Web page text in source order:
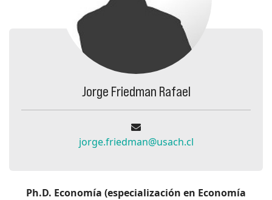
Jorge Friedman Rafael
jorge.friedman@usach.cl
Ph.D. Economía (especialización en Economía